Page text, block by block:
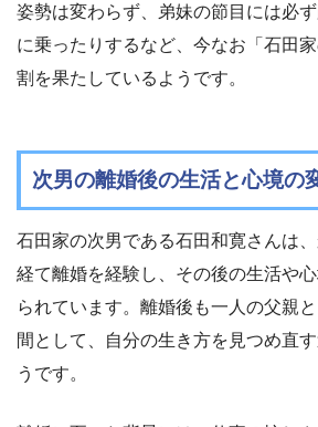
姿勢は変わらず、弟妹の節目には必
に乗ったりするなど、今なお「石田
割を果たしているようです。
次男の離婚後の生活と心境の
石田家の次男である石田和寛さんは
経て離婚を経験し、その後の生活や
られています。離婚後も一人の父親
間として、自分の生き方を見つめ直
うです。